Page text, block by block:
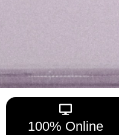
100% Online